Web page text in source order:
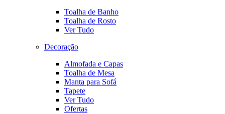
Toalha de Banho
Toalha de Rosto
Ver Tudo
Decoração
Almofada e Capas
Toalha de Mesa
Manta para Sofá
Tapete
Ver Tudo
Ofertas